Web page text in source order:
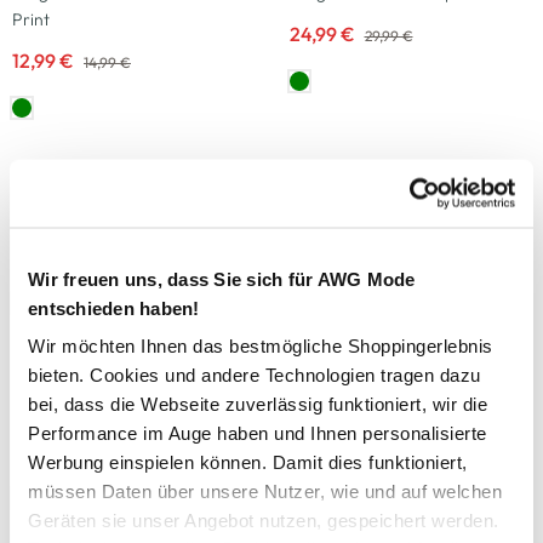
Wir freuen uns, dass Sie sich für AWG Mode
entschieden haben!
Wir möchten Ihnen das bestmögliche Shoppingerlebnis
bieten. Cookies und andere Technologien tragen dazu
bei, dass die Webseite zuverlässig funktioniert, wir die
Performance im Auge haben und Ihnen personalisierte
Werbung einspielen können. Damit dies funktioniert,
müssen Daten über unsere Nutzer, wie und auf welchen
Geräten sie unser Angebot nutzen, gespeichert werden.
Print
12,99 € 14,99 €
24,99 € 29,99 €
Jungen T-Shirt mit Fußballmotiv
-17%
One Way
Jungen Hoodie Colourblock
14,99 € 17,99 €
-54
Stooker Kids
Jungen Jeans
12,99 € 27,95 €
-20 % -20%